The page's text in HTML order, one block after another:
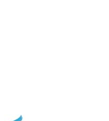
und dem Klemmschloß...